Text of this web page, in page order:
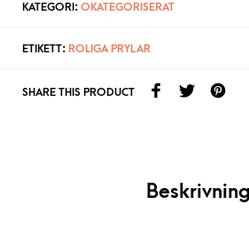
KATEGORI: OKATEGORISERAT
ETIKETT: ROLIGA PRYLAR
SHARE THIS PRODUCT
Beskrivning